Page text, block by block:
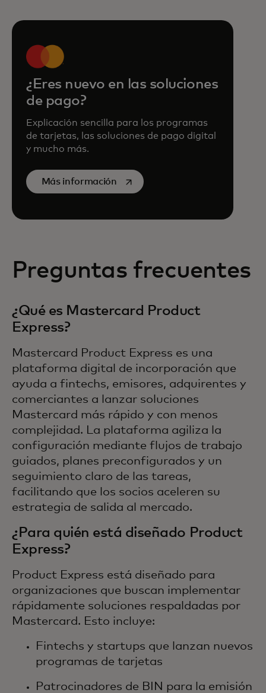
¿Eres nuevo en las soluciones
de pago?
Explicación sencilla para los programas
de tarjetas, las soluciones de pago digital
y mucho más.
Más informaciónse abre en una pestaña nueva
Preguntas frecuentes
¿Qué es Mastercard Product
Express?
Mastercard Product Express es una
plataforma digital de incorporación que
ayuda a fintechs, emisores, adquirentes y
comerciantes a lanzar soluciones
Mastercard más rápido y con menos
complejidad. La plataforma agiliza la
configuración mediante flujos de trabajo
guiados, planes preconfigurados y un
seguimiento claro de las tareas,
facilitando que los socios aceleren su
estrategia de salida al mercado.
¿Para quién está diseñado Product
Express?
Product Express está diseñado para
organizaciones que buscan implementar
rápidamente soluciones respaldadas por
Mastercard. Esto incluye:
Fintechs y startups que lanzan nuevos
programas de tarjetas
Patrocinadores de BIN para la emisión